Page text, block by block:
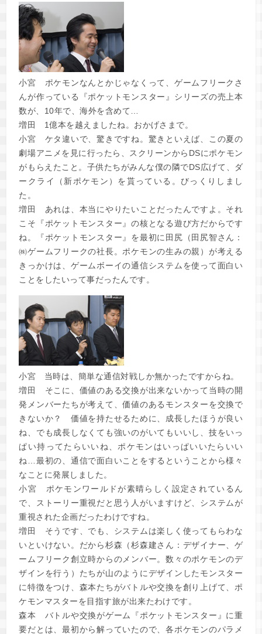
小宮 ポケモンなんとかじゃなくって、ゲームフリークさ
んが作っている『ポケットモンスター』シリーズの売上本
数が、10年で、海外を含めて…
増田 1億本を越えましたね。おかげさまで。
小宮 ケタ違いで、驚きですね。驚きといえば、この夏の
劇場アニメを見に行ったら、スクリーンからDSにポケモン
がもらえたこと。子供たちがみんな僕の隣でDS広げて、ダ
ークライ（新ポケモン）を貰っている。びっくりしまし
た。
増田 あれは、本当にやりたいことだったんですよ。それ
こそ『ポケットモンスター』の核となる遊び方だからです
ね。『ポケットモンスター』を最初に田尻（田尻智さん：
㈱ゲームフリークの社長。ポケモンの生みの親）が考える
きっかけは、ゲームボーイの通信システムを使って面白い
ことをしたいって事だったんです。
小宮 当時は、簡単な通信対戦しか無かったですからね。
増田 そこに、価値のある交換が出来ないかって当時の開
発メンバーたちが考えて、価値のあるモンスターを交換で
きないか？ 価値を持たせるために、成長したほうが良い
ね、でも成長しなくても強いのがいてもいいし、技をいっ
ぱい持ってたらいいね、ポケモンはいっぱいいたらいい
ね…最初の、通信で面白いことをするということから様々
なことに発展しました。
小宮 ポケモンワールドが素晴らしく設定されているん
で、ストーリー重視だと思う人がいますけど、システムが
重視された企画だったわけですね。
増田 そうです、でも、システムは楽しく使ってもらわな
いといけない。だから杉森（杉森建さん：デザイナー、ゲ
ームフリーク創立時からのメンバー。数々のポケモンのデ
ザインを行う）たちが山のようにデザインしたモンスター
に特徴をつけ、森本たちがバトルや交換を創り上げて、ポ
ケモンマスターを目指す旅が出来たわけです。
森本 バトルや交換がゲーム『ポケットモンスター』に重
要だとは、最初から解っていたので、各ポケモンのパラメ